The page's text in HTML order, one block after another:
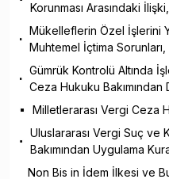
Korunması Arasındaki İlişki,
Mükelleflerin Özel İşlerini
Muhtemel İçtima Sorunları,
Gümrük Kontrolü Altında
Ceza Hukuku
Milletlerarası Vergi Ceza
Uluslararası Vergi Suç ve
Bakımından Uygulama
Non Bis in İdem İlkesi ve